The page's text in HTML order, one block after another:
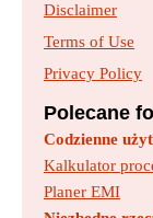
Disclaimer
Terms of Use
Privacy Policy
Polecane
Codzienne
Kalkulator
Planer EMI